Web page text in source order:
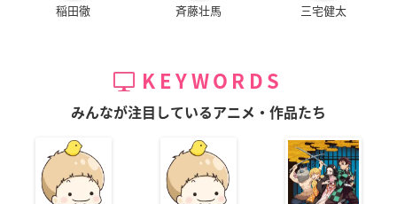
稲田徹 斉藤壮馬 三宅健太
KEYWORDS
みんなが注目しているアニメ・作品たち